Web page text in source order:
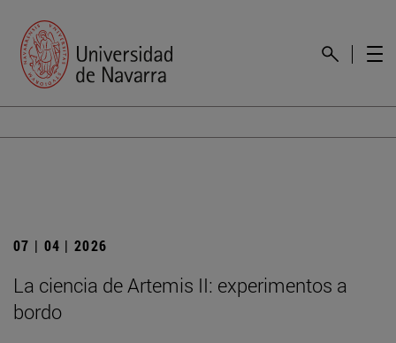
07 | 04 | 2026
La ciencia de Artemis II: experimentos a
bordo